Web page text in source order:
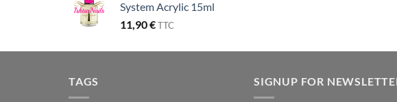
System Acrylic 15ml
11,90€TTC
TAGS SIGNUP FOR